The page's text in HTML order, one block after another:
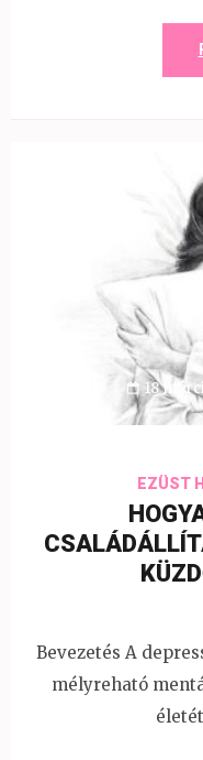
18
EZÜST
Bevezetés A
mélyreható